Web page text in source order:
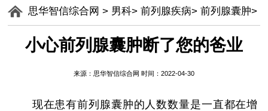
思华智信综合网 > 男科>前列腺疾病>前列腺囊肿>
小心前列腺囊肿断了您的爸业
来源： 思华智信综合网 时间：2022-04-30
现在患有前列腺囊肿的人数数量是一直都在增